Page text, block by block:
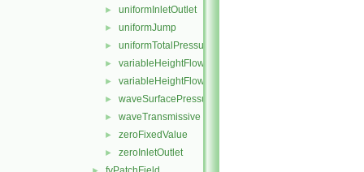
► uniformInletOutlet
► uniformJump
► uniformTotalPressure
► variableHeightFlowRate
► variableHeightFlowRateInletVelocity
► waveSurfacePressure
► waveTransmissive
► zeroFixedValue
► zeroInletOutlet